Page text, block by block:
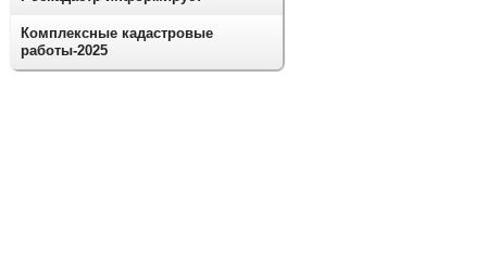
Комплексные кадастровые
работы-2025